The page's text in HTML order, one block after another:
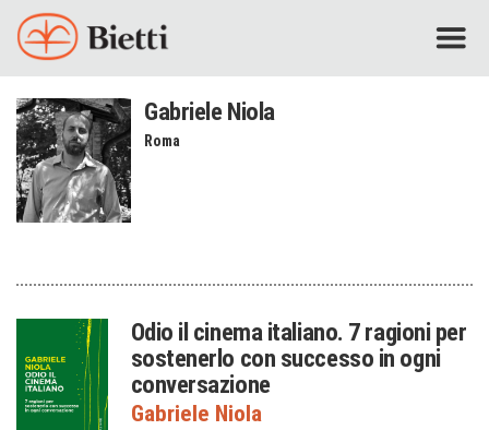
Gabriele Niola
Roma
Odio il cinema italiano. 7 ragioni per
sostenerlo con successo in ogni
conversazione
Gabriele Niola